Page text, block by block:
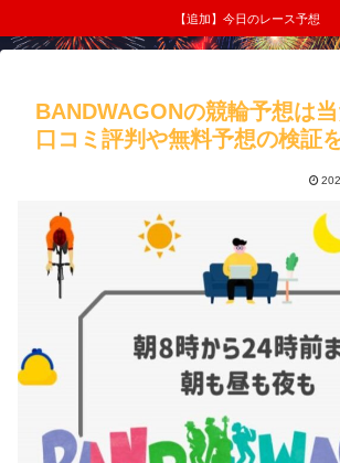
【追加】今日のレース予想
BANDWAGONの競輪予想は
口コミ評判や無料予想の検証